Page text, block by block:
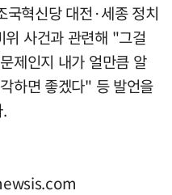
혁신당 대전·세종 정치
사건과 관련해 "그걸
제인지 내가 얼만큼 알
하면 좋겠다" 등 발언을